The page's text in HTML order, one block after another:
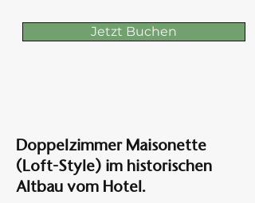
Jetzt Buchen
Doppelzimmer Maisonette
(Loft-Style) im historischen
Altbau vom Hotel.